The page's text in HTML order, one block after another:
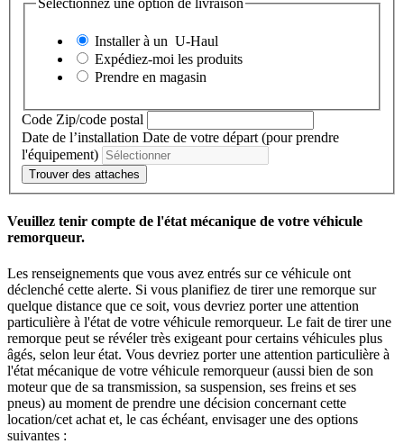
Sélectionnez une option de livraison
Installer à un U-Haul
Expédiez-moi les produits
Prendre en magasin
Code Zip/code postal
Date de l’installation Date de votre départ (pour prendre
l'équipement)
Trouver des attaches
Veuillez tenir compte de l'état mécanique de votre véhicule
remorqueur.
Les renseignements que vous avez entrés sur ce véhicule ont
déclenché cette alerte. Si vous planifiez de tirer une remorque sur
quelque distance que ce soit, vous devriez porter une attention
particulière à l'état de votre véhicule remorqueur. Le fait de tirer une
remorque peut se révéler très exigeant pour certains véhicules plus
âgés, selon leur état. Vous devriez porter une attention particulière à
l'état mécanique de votre véhicule remorqueur (aussi bien de son
moteur que de sa transmission, sa suspension, ses freins et ses
pneus) au moment de prendre une décision concernant cette
location/cet achat et, le cas échéant, envisager une des options
suivantes :